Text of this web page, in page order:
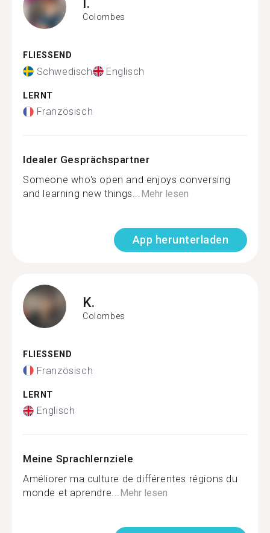
Colombes
FLIESSEND
Schwedisch Englisch
LERNT
Französisch
Idealer Gesprächspartner
Someone who's open and enjoys conversing
and learning new things...Mehr lesen
App herunterladen
K.
Colombes
FLIESSEND
Französisch
LERNT
Englisch
Meine Sprachlernziele
Améliorer ma culture de différentes régions du
monde et aprendre...Mehr lesen